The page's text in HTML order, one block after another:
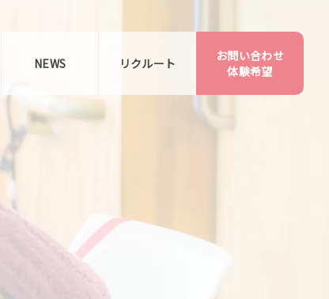
NEWS リクルート
お問い合わせ
体験希望